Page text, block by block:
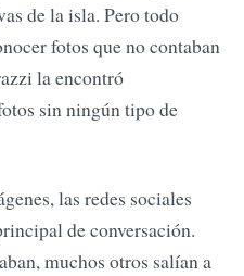
de la isla. Pero todo
fotos que no contaban
la encontró
sin ningún tipo de
las redes sociales
de conversación.
muchos otros salían a